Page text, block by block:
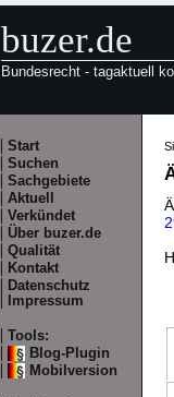
buzer.de
Bundesrecht - tagaktuell
Start
Suchen
Sachgebiete
Aktuell
Verkündet
Über buzer.de
Qualität
Kontakt
Datenschutz
Impressum
Tools:
Blog-Plugin
Mobilversion